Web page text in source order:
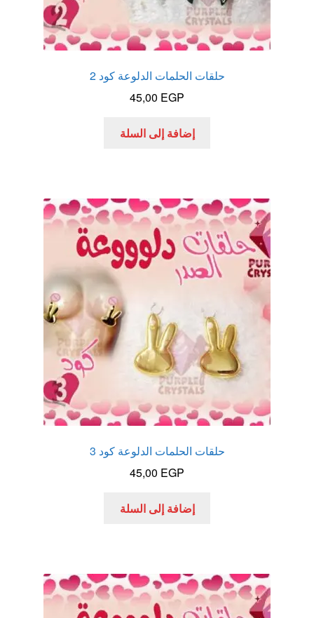
منتجات خاصة بالزوج
منتجات خاصة بالزوجة
منتجات لاثارة الزوجه
حلقات الحلمات الدلوعة كود 2
45,00 EGP
إضافة إلى السلة
حلقات الحلمات الدلوعة كود 3
45,00 EGP
إضافة إلى السلة